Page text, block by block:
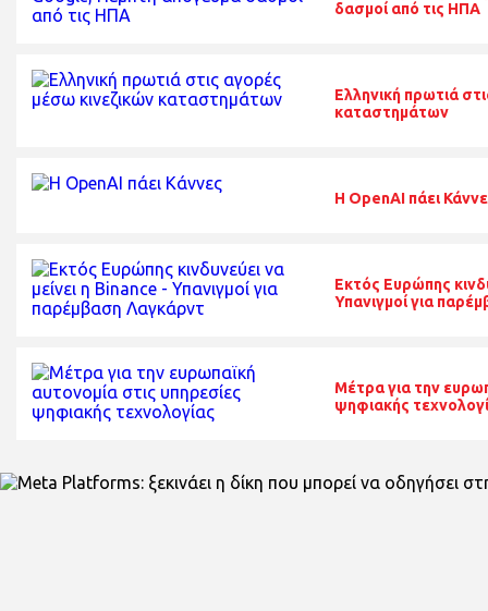
δασμοί από τις ΗΠΑ
Ελληνική πρωτιά
καταστημάτων
Η OpenAI πάει
Εκτός Ευρώπης
Υπανιγμοί για
Μέτρα για την
ψηφιακής